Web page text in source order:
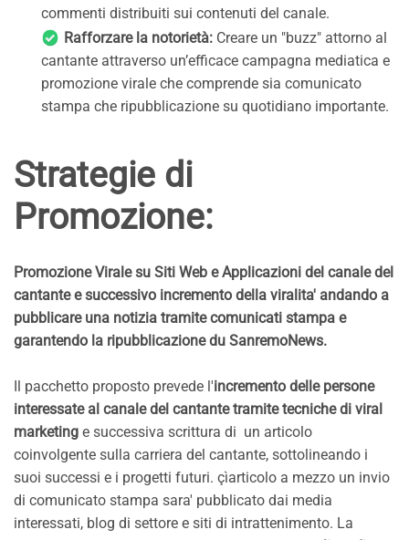
commenti distribuiti sui contenuti del canale.
Rafforzare la notorietà: Creare un "buzz" attorno al
cantante attraverso un’efficace campagna mediatica e
promozione virale che comprende sia comunicato
stampa che ripubblicazione su quotidiano importante.
Strategie di
Promozione:
Promozione Virale su Siti Web e Applicazioni del canale del
cantante e successivo incremento della viralita' andando a
pubblicare una notizia tramite comunicati stampa e
garantendo la ripubblicazione du SanremoNews.
Il pacchetto proposto prevede l'incremento delle persone
interessate al canale del cantante tramite tecniche di viral
marketing e successiva scrittura di un articolo
coinvolgente sulla carriera del cantante, sottolineando i
suoi successi e i progetti futuri. çìarticolo a mezzo un invio
di comunicato stampa sara' pubblicato dai media
interessati, blog di settore e siti di intrattenimento. La